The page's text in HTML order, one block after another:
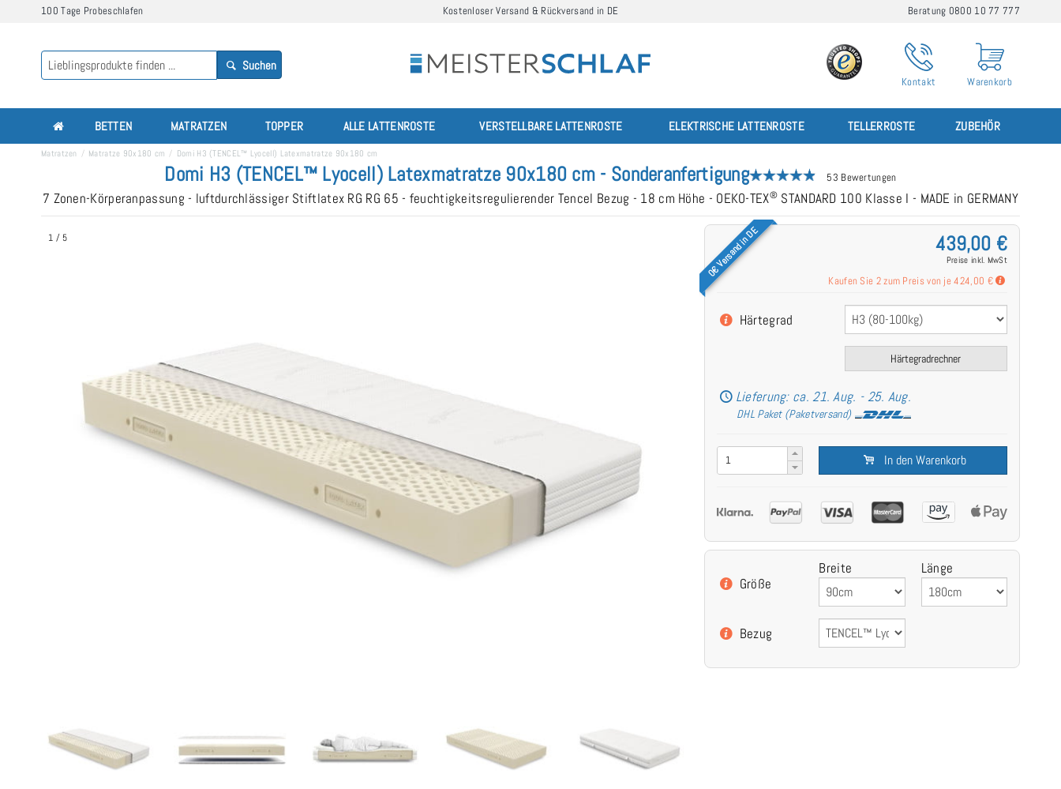
100 Tage Probeschlafen Kostenloser Versand & Rückversand in DE Beratung 0800 10 77 777
Suchen
Kontakt Warenkorb
BETTEN MATRATZEN TOPPER ALLE LATTENROSTE VERSTELLBARE LATTENROSTE ELEKTRISCHE LATTENROSTE TELLERROSTE ZUBEHÖR
Matratzen Matratze 90x180 cm Domi H3 (TENCEL™ Lyocell) Latexmatratze 90x180 cm
Domi H3 (TENCEL™ Lyocell) Latexmatratze 90x180 cm - Sonderanfertigung 53 Bewertungen
7 Zonen-Körperanpassung - luftdurchlässiger Stiftlatex RG RG 65 - feuchtigkeitsregulierender Tencel Bezug - 18 cm Höhe - OEKO-TEX® STANDARD 100 Klasse I - MADE in GERMANY
1 / 5 0€ Versand in DE 439,00 €
Preise inkl. MwSt
Kaufen Sie 2 zum Preis von je424,00 €
Härtegrad
Härtegradrechner
Lieferung: ca. 21. Aug. - 25. Aug.
DHL Paket (Paketversand)
In den Warenkorb
Größe
Breite Länge
Bezug